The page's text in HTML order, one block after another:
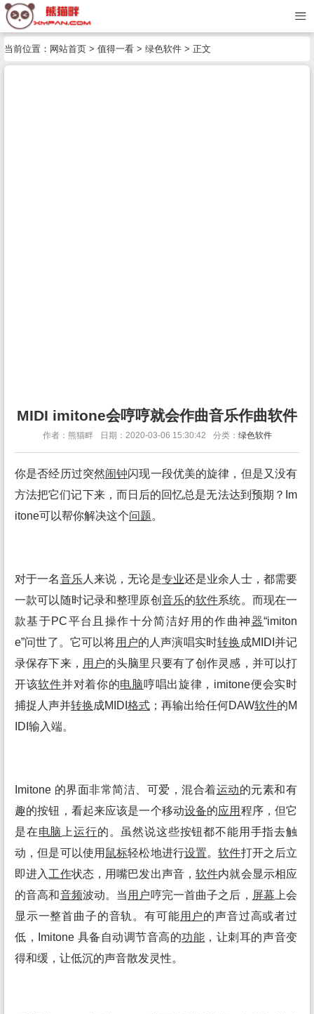
当前位置： 网站首页 > 值得一看 > 绿色软件 > 正文
MIDI imitone会哼哼就会作曲音乐作曲软件
作者：熊猫畔 日期：2020-03-06 15:30:42 分类： 绿色软件
你是否经历过突然闹钟闪现一段优美的旋律，但是又没有
方法把它们记下来，而日后的回忆总是无法达到预期？Im
itone可以帮你解决这个问题。
对于一名音乐人来说，无论是专业还是业余人士，都需要
一款可以随时记录和整理原创 音乐的软件系统。而现在一
款基于PC平台且操作十分简洁好用的作曲神器“imiton
e”问世了。它可以将用户的人声演唱实时转换 成MIDI并记
录保存下来， 用户的头脑里只要有了创作灵感，并可以打
开该软件并对着你的电脑哼唱出旋律，imitone便会实时
捕捉人声并转换成MIDI 格式 ；再输出给任何DAW软件的M
IDI输入端。
Imitone 的界面非常简洁、可爱，混合着运动的元素和有
趣的按钮，看起来应该是一个移动设备的应用 程序，但它
是在电脑 上运行的。虽然说这些按钮都不能用手指去触
动，但是可以使用 鼠标轻松地进行设置。软件打开之后立
即进入 工作状态，用嘴巴发出声音， 软件内就会显示相应
的音高和音频波动。当 用户哼完一首曲子之后， 屏幕 上会
显示一整首曲子的音轨。有可能用户的声音过高或者过
低，Imitone 具备自动调节音高的功能 ，让刺耳的声音变
得和缓，让低沉的声音散发灵性。